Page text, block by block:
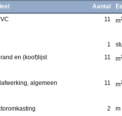
Aantal
11 m
1
en (koof)lijst
11 m
algemeen 11 m
2 m